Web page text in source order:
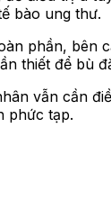
bào ung thư.
phần, bên
thiết để bù
vẫn cần
phức tạp.